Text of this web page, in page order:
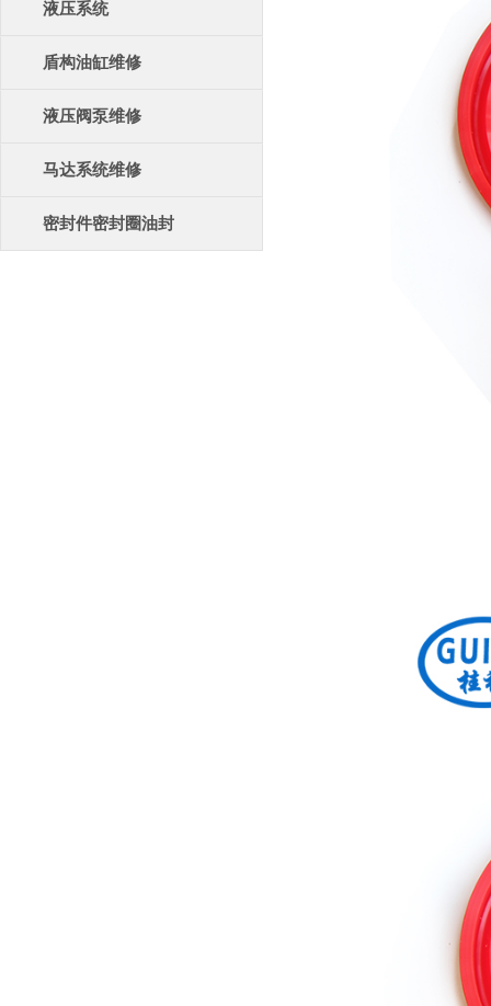
液压系统
盾构油缸维修
液压阀泵维修
马达系统维修
密封件密封圈油封